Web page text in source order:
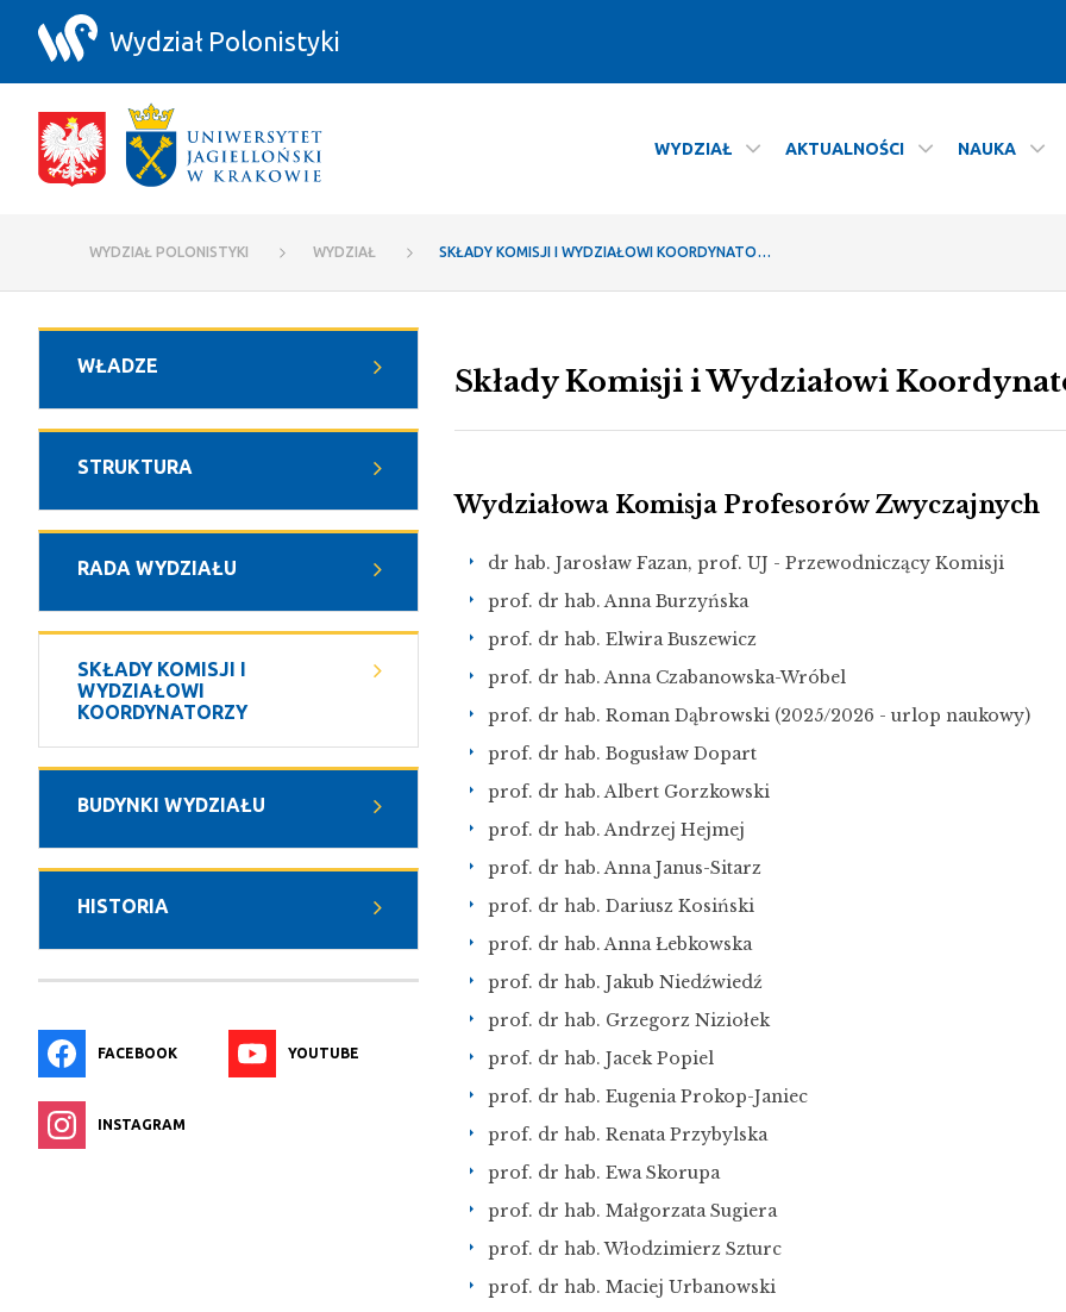
Przejdź do zawartości
Wydział Polonistyki
WYDZIAŁ AKTUALNOŚCI NAUKA
WYDZIAŁ POLONISTYKI WYDZIAŁ SKŁADY KOMISJI I WYDZIAŁOWI KOORDYNATORZY
WŁADZE
STRUKTURA
RADA WYDZIAŁU
SKŁADY KOMISJI I
WYDZIAŁOWI
KOORDYNATORZY
BUDYNKI WYDZIAŁU
HISTORIA
FACEBOOK YOUTUBE
INSTAGRAM
Składy Komisji i Wydziałowi
Wydziałowa Komisja Profesorów Zwyczajnych
dr hab. Jarosław Fazan, prof. UJ - Przewodniczący Komisji
prof. dr hab. Anna Burzyńska
prof. dr hab. Elwira Buszewicz
prof. dr hab. Anna Czabanowska-Wróbel
prof. dr hab. Roman Dąbrowski (2025/2026 - urlop naukowy)
prof. dr hab. Bogusław Dopart
prof. dr hab. Albert Gorzkowski
prof. dr hab. Andrzej Hejmej
prof. dr hab. Anna Janus-Sitarz
prof. dr hab. Dariusz Kosiński
prof. dr hab. Anna Łebkowska
prof. dr hab. Jakub Niedźwiedź
prof. dr hab. Grzegorz Niziołek
prof. dr hab. Jacek Popiel
prof. dr hab. Eugenia Prokop-Janiec
prof. dr hab. Renata Przybylska
prof. dr hab. Ewa Skorupa
prof. dr hab. Małgorzata Sugiera
prof. dr hab. Włodzimierz Szturc
prof. dr hab. Maciej Urbanowski